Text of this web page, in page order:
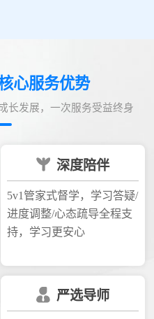
心服务优势
长发展，一次服务受益终身
深度陪伴
5v1管家式督学，学习答疑/
进度调整/心态疏导全程支
持，学习更安心
严选导师